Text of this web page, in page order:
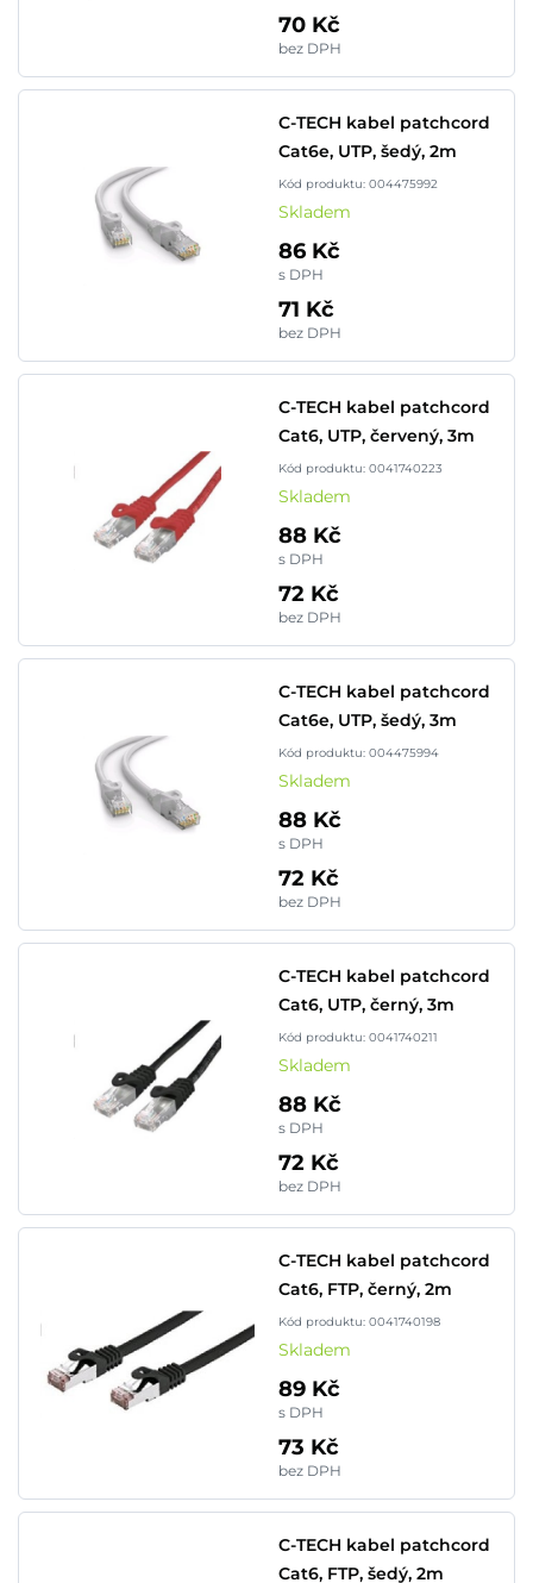
70 Kč
bez DPH
C-TECH kabel patchcord
Cat6e, UTP, šedý, 2m
Kód produktu: 004475992
Skladem
86 Kč
s DPH
71 Kč
bez DPH
C-TECH kabel patchcord
Cat6, UTP, červený, 3m
Kód produktu: 0041740223
Skladem
88 Kč
s DPH
72 Kč
bez DPH
C-TECH kabel patchcord
Cat6e, UTP, šedý, 3m
Kód produktu: 004475994
Skladem
88 Kč
s DPH
72 Kč
bez DPH
C-TECH kabel patchcord
Cat6, UTP, černý, 3m
Kód produktu: 0041740211
Skladem
88 Kč
s DPH
72 Kč
bez DPH
C-TECH kabel patchcord
Cat6, FTP, černý, 2m
Kód produktu: 0041740198
Skladem
89 Kč
s DPH
73 Kč
bez DPH
C-TECH kabel patchcord
Cat6, FTP, šedý, 2m